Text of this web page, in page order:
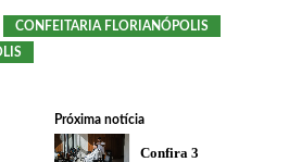
CONFEITARIA FLORIANÓPOLIS
Próxima notícia
Confira 3